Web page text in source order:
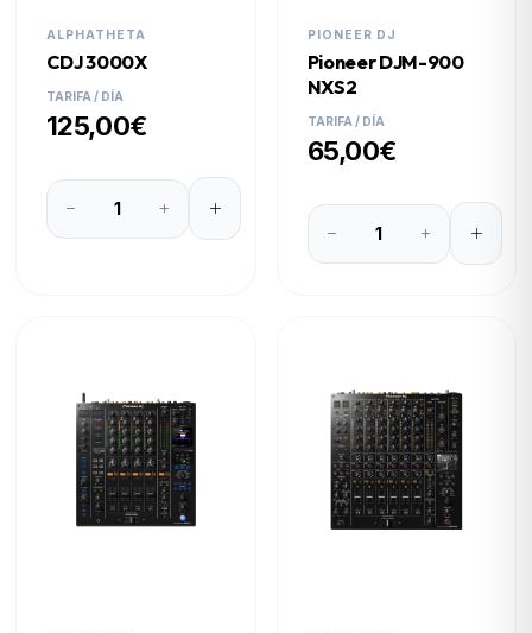
ALPHATHETA
CDJ 3000X
TARIFA / DÍA
125,00€
PIONEER DJ
Pioneer DJM-900
NXS2
TARIFA / DÍA
65,00€